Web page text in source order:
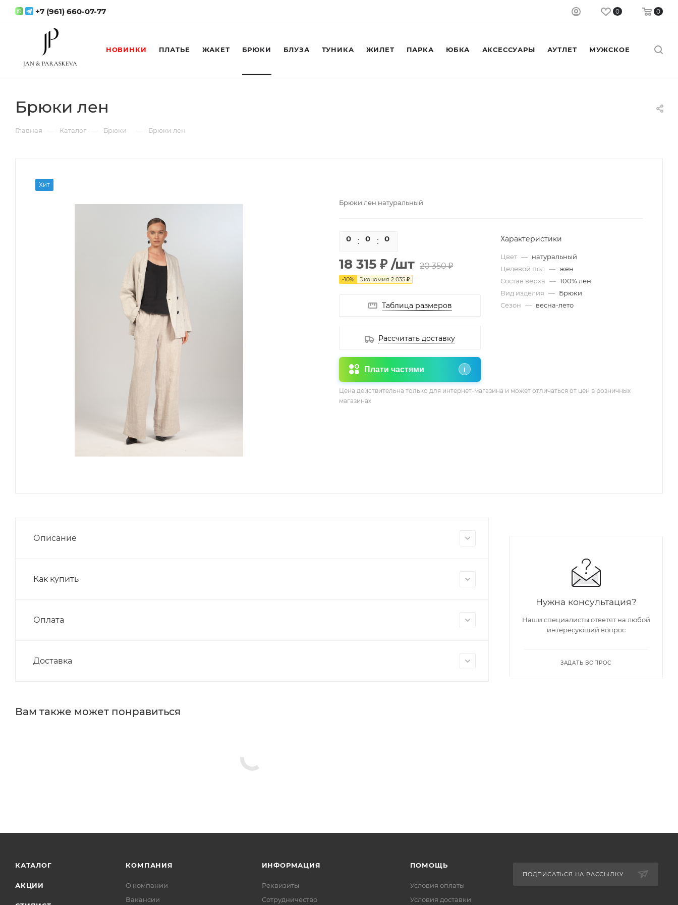
+7 (961) 660-07-77 0 0
НОВИНКИ ПЛАТЬЕ ЖАКЕТ БРЮКИ БЛУЗА ТУНИКА ЖИЛЕТ ПАРКА ЮБКА АКСЕССУАРЫ АУТЛЕТ МУЖСКОЕ
Брюки лен
Главная — Каталог — Брюки — Брюки лен
Хит
Брюки лен натуральный
0 0 0
18 315 ₽ /шт 20 350 ₽
-10% Экономия 2 035 ₽
Таблица размеров
Рассчитать доставку
Плати частями i
Характеристики
Цвет — натуральный
Целевой пол — жен
Состав верха — 100% лен
Вид изделия — Брюки
Сезон — весна-лето
Цена действительна только для интернет-магазина и может отличаться от цен в розничных
магазинах
Описание
Как купить
Оплата
Доставка
Вам также может понравиться
Нужна консультация?
Наши специалисты ответят на любой
интересующий вопрос
ЗАДАТЬ ВОПРОС
КАТАЛОГ
АКЦИИ
КОМПАНИЯ
О компании
Вакансии
ИНФОРМАЦИЯ
Реквизиты
Сотрудничество
ПОМОЩЬ
Условия оплаты
Условия доставки
ПОДПИСАТЬСЯ НА РАССЫЛКУ